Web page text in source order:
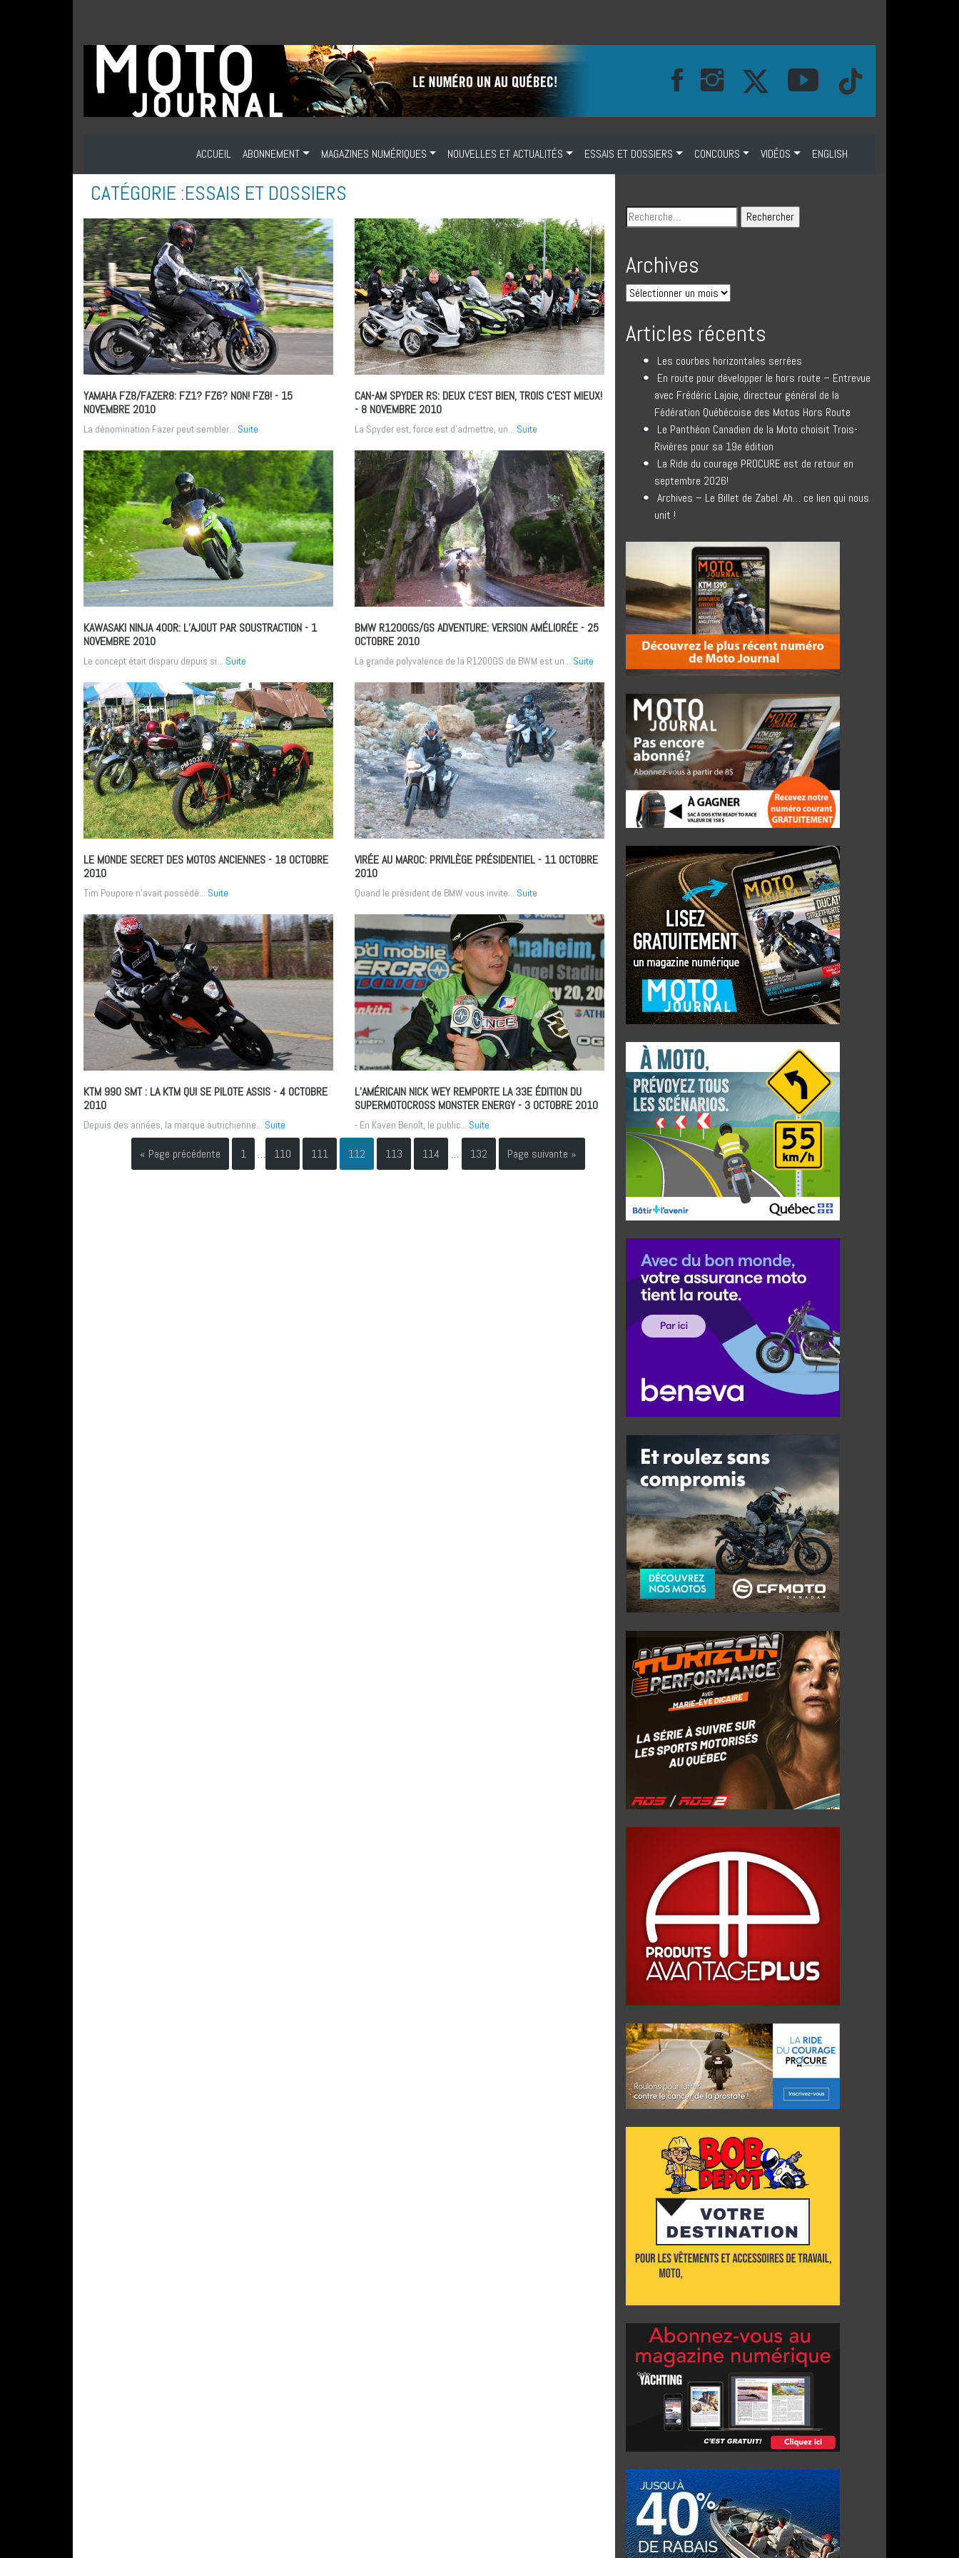
ACCUEIL ABONNEMENT MAGAZINES NUMÉRIQUES NOUVELLES ET ACTUALITÉS ESSAIS ET DOSSIERS CONCOURS VIDÉOS ENGLISH
CATÉGORIE :ESSAIS ET DOSSIERS
YAMAHA FZ8/FAZER8: FZ1? FZ6? NON! FZ8!- 15
NOVEMBRE 2010
La dénomination Fazer peut sembler... Suite
CAN-AM SPYDER RS: DEUX C’EST BIEN, TROIS C’EST MIEUX!
- 8 NOVEMBRE 2010
La Spyder est, force est d’admettre, un... Suite
KAWASAKI NINJA 400R: L’AJOUT PAR SOUSTRACTION- 1
NOVEMBRE 2010
Le concept était disparu depuis si... Suite
BMW R1200GS/GS ADVENTURE: VERSION AMÉLIORÉE- 25
OCTOBRE 2010
La grande polyvalence de la R1200GS de BWM est un... Suite
LE MONDE SECRET DES MOTOS ANCIENNES- 18 OCTOBRE
2010
Tim Poupore n’avait possédé... Suite
VIRÉE AU MAROC: PRIVILÈGE PRÉSIDENTIEL- 11 OCTOBRE
2010
Quand le président de BMW vous invite... Suite
KTM 990 SMT : LA KTM QUI SE PILOTE ASSIS- 4 OCTOBRE
2010
Depuis des années, la marque autrichienne... Suite
L’AMÉRICAIN NICK WEY REMPORTE LA 33E ÉDITION DU
SUPERMOTOCROSS MONSTER ENERGY- 3 OCTOBRE 2010
- En Kaven Benoît, le public... Suite
« Page précédente 1 … 110 111 112 113 114 … 132 Page suivante »
Archives
Articles récents
Les courbes horizontales serrées
En route pour développer le hors route – Entrevue
avec Frédéric Lajoie, directeur général de la
Fédération Québécoise des Motos Hors Route
Le Panthéon Canadien de la Moto choisit Trois-
Rivières pour sa 19e édition
La Ride du courage PROCURE est de retour en
septembre 2026!
Archives – Le Billet de Zabel. Ah… ce lien qui nous
unit !